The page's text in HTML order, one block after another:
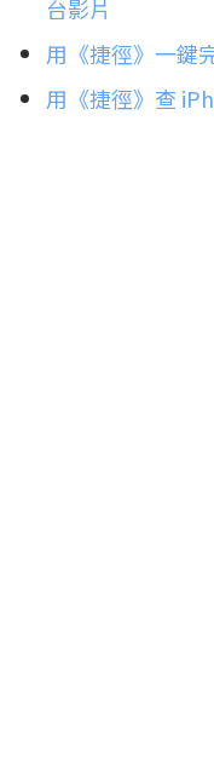
台影片
用《捷徑》一鍵
用《捷徑》查